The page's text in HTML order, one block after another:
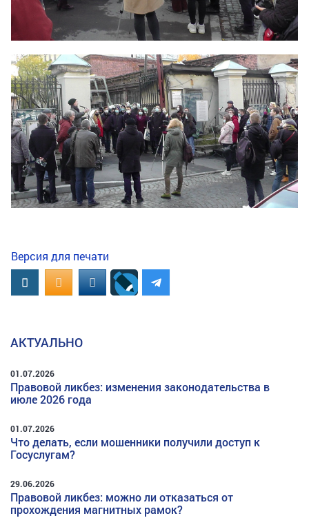
Версия для печати
ВконтактеOK.RUMAIL.RU
АКТУАЛЬНО
01.07.2026
Правовой ликбез: изменения законодательства в
июле 2026 года
01.07.2026
Что делать, если мошенники получили доступ к
Госуслугам?
29.06.2026
Правовой ликбез: можно ли отказаться от
прохождения магнитных рамок?